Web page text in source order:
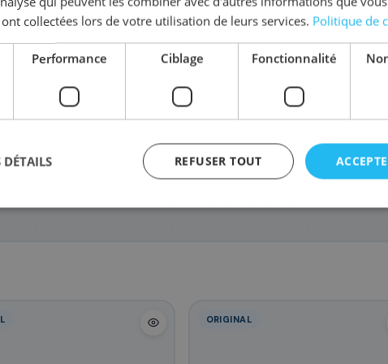
ORIGINAL
collectées lors de votre utilisation de leurs services. Politique de
Performance Ciblage Fonctionnalité
REFUSER TOUT
DÉTAILS